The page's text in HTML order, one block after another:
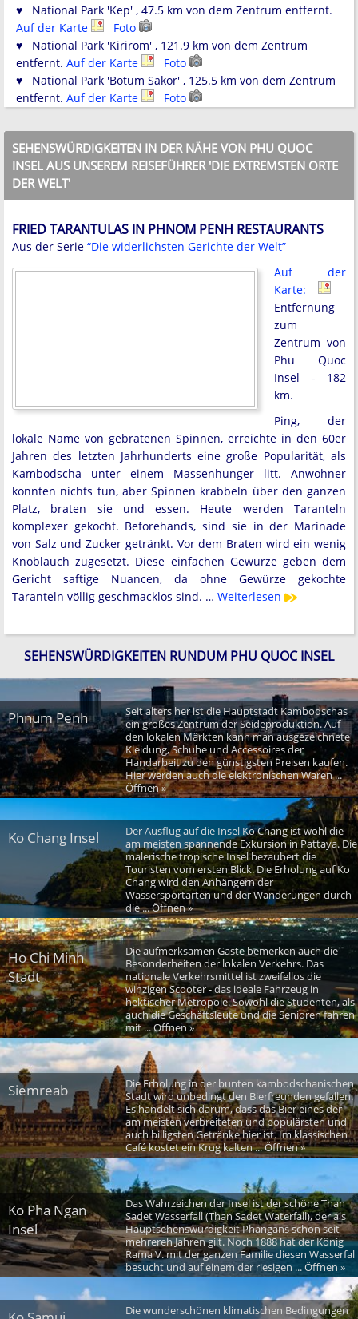
♥ National Park 'Kep' , 47.5 km von dem Zentrum entfernt.
Auf der Karte
Foto
♥ National Park 'Kirirom' , 121.9 km von dem Zentrum
entfernt. Auf der Karte
Foto
♥ National Park 'Botum Sakor' , 125.5 km von dem Zentrum
entfernt. Auf der Karte Foto
SEHENSWÜRDIGKEITEN IN DER NÄHE VON PHU QUOC
INSEL AUS UNSEREM REISEFÜHRER 'DIE EXTREMSTEN ORTE
DER WELT'
FRIED TARANTULAS IN PHNOM PENH RESTAURANTS
Aus der Serie “Die widerlichsten Gerichte der Welt”
Auf der
Karte:
Entfernung
zum
Zentrum von
Phu Quoc
Insel - 182
km.
Ping, der
lokale Name von gebratenen Spinnen, erreichte in den 60er
Jahren des letzten Jahrhunderts eine große Popularität, als
Kambodscha unter einem Massenhunger litt. Anwohner
konnten nichts tun, aber Spinnen krabbeln über den ganzen
Platz, braten sie und essen. Heute werden Taranteln
komplexer gekocht. Beforehands, sind sie in der Marinade
von Salz und Zucker getränkt. Vor dem Braten wird ein wenig
Knoblauch zugesetzt. Diese einfachen Gewürze geben dem
Gericht saftige Nuancen, da ohne Gewürze gekochte
Taranteln völlig geschmacklos sind. … Weiterlesen
SEHENSWÜRDIGKEITEN RUNDUM PHU QUOC INSEL
Phnum Penh
Seit alters her ist die Hauptstadt Kambodschas
ein großes Zentrum der Seideproduktion. Auf
den lokalen Märkten kann man ausgezeichnete
Kleidung, Schuhe und Accessoires der
Handarbeit zu den günstigsten Preisen kaufen.
Hier werden auch die elektronischen Waren ...
Öffnen »
Ko Chang Insel
Der Ausflug auf die Insel Ko Chang ist wohl die
am meisten spannende Exkursion in Pattaya. Die
malerische tropische Insel bezaubert die
Touristen vom ersten Blick. Die Erholung auf Ko
Chang wird den Anhängern der
Wassersportarten und der Wanderungen durch
die ... Öffnen »
Ho Chi Minh
Stadt
Die aufmerksamen Gäste bemerken auch die
Besonderheiten der lokalen Verkehrs. Das
nationale Verkehrsmittel ist zweifellos die
winzigen Scooter - das ideale Fahrzeug in
hektischer Metropole. Sowohl die Studenten, als
auch die Geschäftsleute und die Senioren fahren
mit ... Öffnen »
Siemreab
Die Erholung in der bunten kambodschanischen
Stadt wird unbedingt den Bierfreunden gefallen.
Es handelt sich darum, dass das Bier eines der
am meisten verbreiteten und populärsten und
auch billigsten Getränke hier ist. Im klassischen
Café kostet ein Krug kalten ... Öffnen »
Ko Pha Ngan
Insel
Das Wahrzeichen der Insel ist der schöne Than
Sadet Wasserfall (Than Sadet Waterfall), der als
Hauptsehenswürdigkeit Phangans schon seit
mehrereh Jahren gilt. Noch 1888 hat der König
Rama V. mit der ganzen Familie diesen Wasserfal
besucht und auf einem der riesigen ... Öffnen »
Die wunderschönen klimatischen Bedingungen